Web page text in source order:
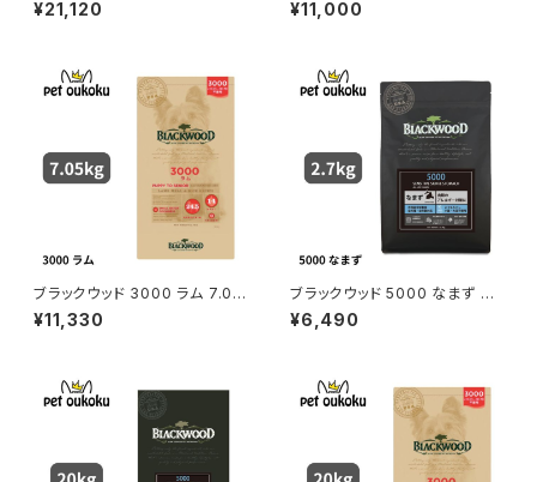
01013
¥21,120
WOOD 4562210501266
¥11,000
ブラックウッド 3000 ラム 7.05
kg BLACKWOOD 45622105
01259
¥11,330
ブラックウッド 5000 なまず 2.
7kg BLACKWOOD 4562210
501204
¥6,490